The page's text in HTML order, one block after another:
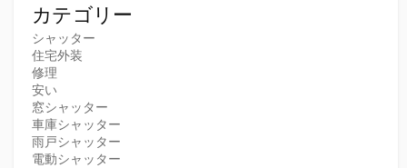
カテゴリー
シャッター
住宅外装
修理
安い
窓シャッター
車庫シャッター
雨戸シャッター
電動シャッター